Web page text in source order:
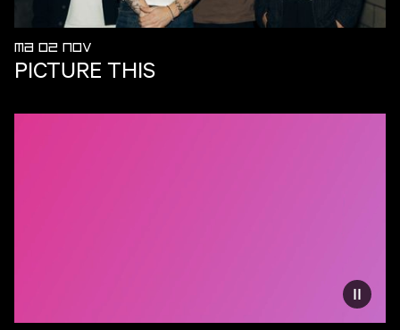
MA 02 NOV
PICTURE THIS